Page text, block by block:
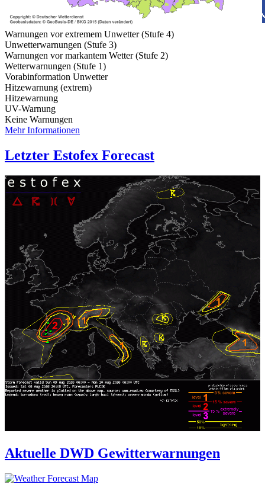
Warnungen vor extremem Unwetter (Stufe 4)
Unwetterwarnungen (Stufe 3)
Warnungen vor markantem Wetter (Stufe 2)
Wetterwarnungen (Stufe 1)
Vorabinformation Unwetter
Hitzewarnung (extrem)
Hitzewarnung
UV-Warnung
Keine Warnungen
Mehr Informationen
Letzter Estofex Forecast
Aktuelle DWD Gewitterwarnungen